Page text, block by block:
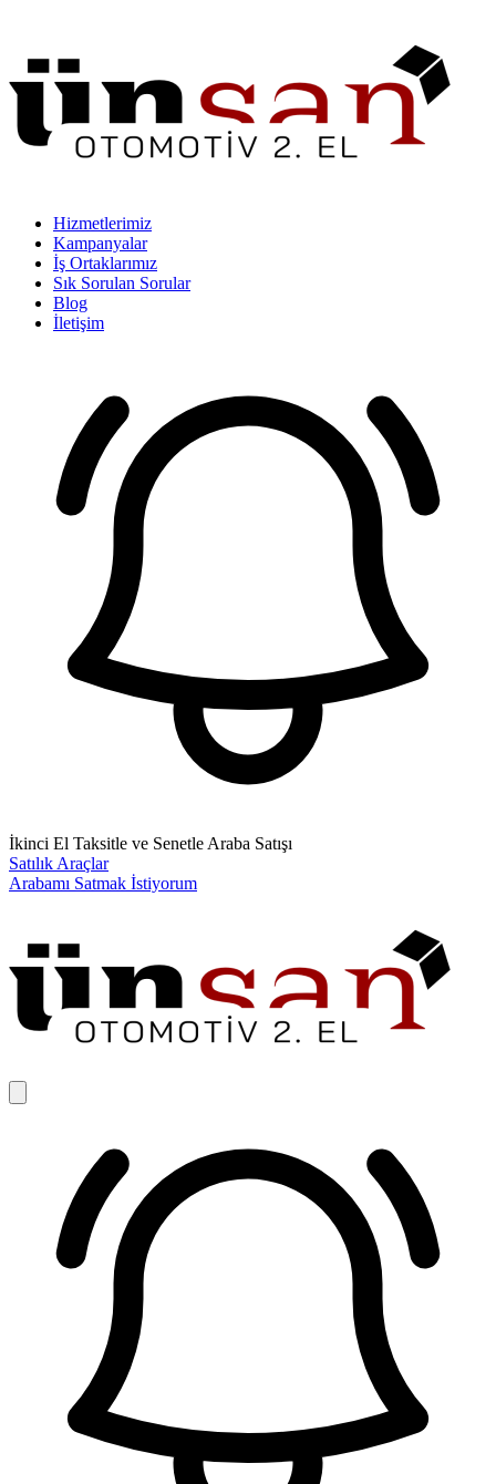
Hizmetlerimiz
Kampanyalar
İş Ortaklarımız
Sık Sorulan Sorular
Blog
İletişim
İkinci El Taksitle ve Senetle Araba Satışı
Satılık Araçlar
Arabamı Satmak İstiyorum